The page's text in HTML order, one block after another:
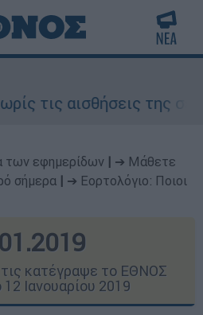
της σε ακάλυπτο
των εφημερίδων
➔ Μάθετε
σήμερα
➔ Εορτολόγιο: Ποιοι
κατέγραψε το ΕΘΝΟΣ
Ιανουαρίου 2019